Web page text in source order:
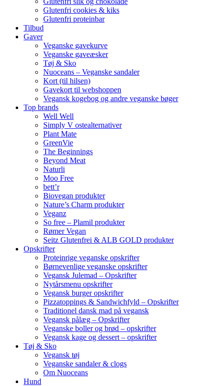
Glutenfri cookies & kiks
Glutenfri proteinbar
Tilbud
Gaver
Veganske gavekurve
Veganske gaveæsker
Tøj & Sko
Nuoceans – Veganske sandaler
Kort (til hilsen)
Gavekort til webshoppen
Vegansk kogebog og andre veganske bøger
Top brands
Well Well
Simply V ostealternativer
Plant Mate
GreenVie
The Beginnings
Beyond Meat
Naturli
Moo Free
bett’r
Biovegan produkter
Nature’s Charm produkter
Veganz
So free – Plamil produkter
Rømer Vegan
Seitz Glutenfrei & ALB GOLD produkter
Opskrifter
Proteinrige veganske opskrifter
Børnevenlige veganske opskrifter
Vegansk Julemad – Opskrifter
Nytårsmenu opskrifter
Vegansk burger opskrifter
Pizzatoppings & Sandwichfyld – Opskrifter
Traditionel dansk mad på vegansk
Vegansk pålæg – Opskrifter
Veganske boller og brød – opskrifter
Vegansk kage og dessert – opskrifter
Tøj & Sko
Vegansk tøj
Veganske sandaler & clogs
Om Nuoceans
Hund